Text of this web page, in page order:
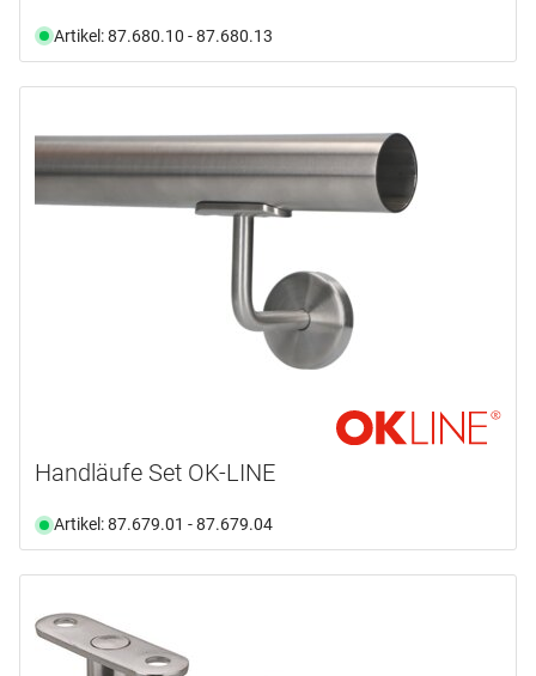
Artikel: 87.680.10 - 87.680.13
Handläufe Set OK-LINE
Artikel: 87.679.01 - 87.679.04